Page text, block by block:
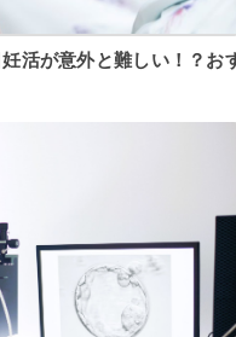
活が意外と難しい！？お